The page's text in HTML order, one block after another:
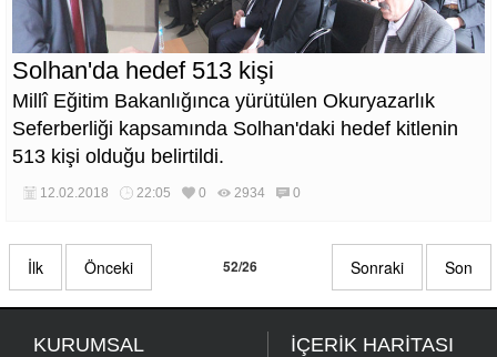
Solhan'da hedef 513 kişi
Millî Eğitim Bakanlığınca yürütülen Okuryazarlık
Seferberliği kapsamında Solhan'daki hedef kitlenin
513 kişi olduğu belirtildi.
12.02.2018 22:05 0 2934 0
İlk Önceki 52/26 Sonraki Son
KURUMSAL İÇERİK HARİTASI